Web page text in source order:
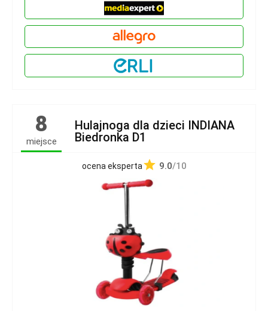
8
miejsce
Hulajnoga dla dzieci INDIANA
Biedronka D1
ocena eksperta 9.0/10